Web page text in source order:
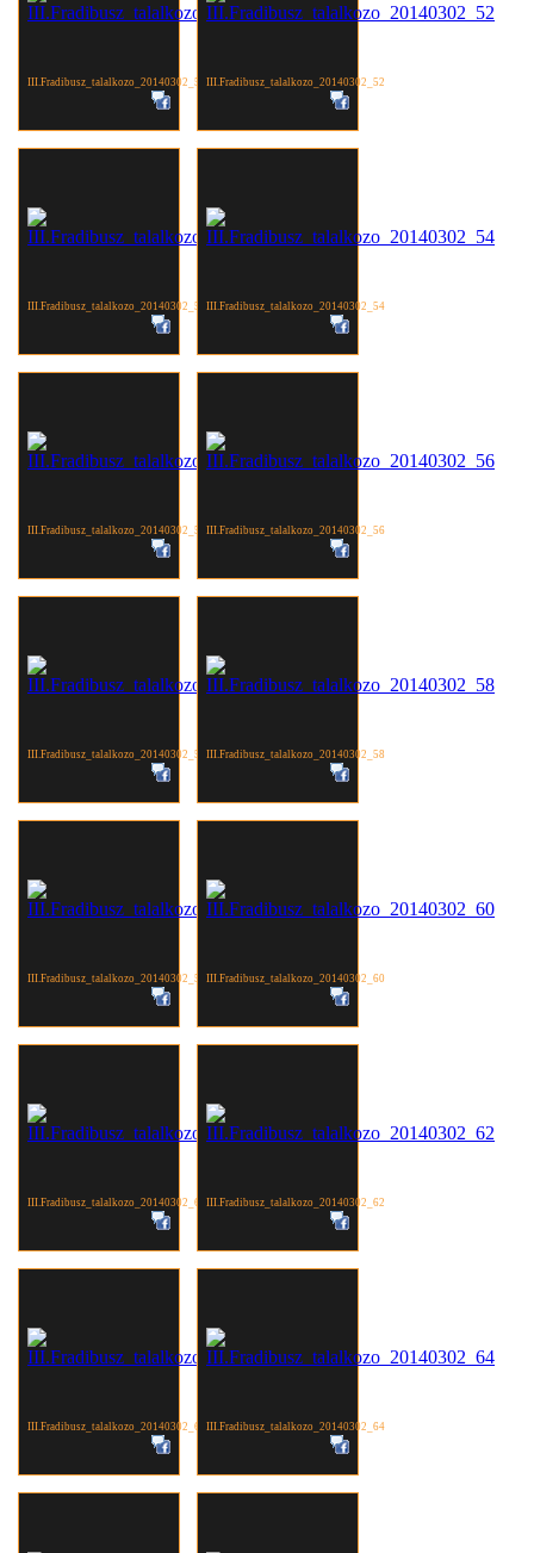
III.Fradibusz_talalkozo_20140302_51 III.Fradibusz_talalkozo_20140302_52
III.Fradibusz_talalkozo_20140302_53 III.Fradibusz_talalkozo_20140302_54
III.Fradibusz_talalkozo_20140302_55 III.Fradibusz_talalkozo_20140302_56
III.Fradibusz_talalkozo_20140302_57 III.Fradibusz_talalkozo_20140302_58
III.Fradibusz_talalkozo_20140302_59 III.Fradibusz_talalkozo_20140302_60
III.Fradibusz_talalkozo_20140302_61 III.Fradibusz_talalkozo_20140302_62
III.Fradibusz_talalkozo_20140302_63 III.Fradibusz_talalkozo_20140302_64